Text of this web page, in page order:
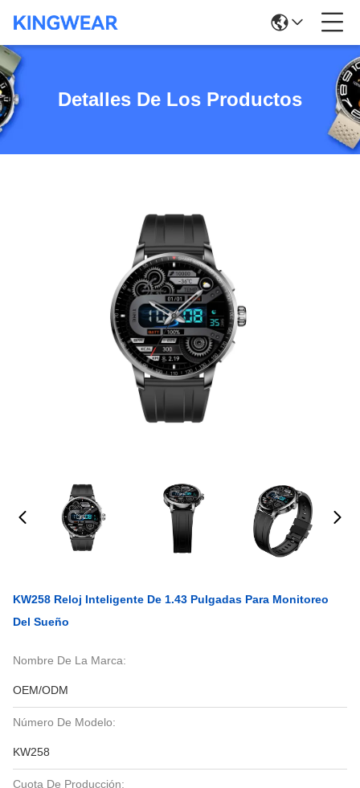
Detalles De Los Productos
KW258 Reloj Inteligente De 1.43 Pulgadas Para Monitoreo
Del Sueño
Nombre De La Marca:
OEM/ODM
Número De Modelo:
KW258
Cuota De Producción: